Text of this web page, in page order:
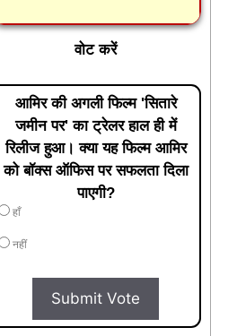
वोट करें
आमिर की अगली फिल्म 'सितारे
जमीन पर' का ट्रेलर हाल ही में
रिलीज हुआ। क्या यह फिल्म आमिर
को बॉक्स ऑफिस पर सफलता दिला
पाएगी?
हाँ
नहीं
Submit Vote